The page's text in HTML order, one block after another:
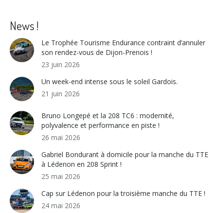
News !
Le Trophée Tourisme Endurance contraint d’annuler
son rendez-vous de Dijon-Prenois !
23 juin 2026
Un week-end intense sous le soleil Gardois.
21 juin 2026
Bruno Longepé et la 208 TC6 : modernité,
polyvalence et performance en piste !
26 mai 2026
Gabriel Bondurant à domicile pour la manche du TTE
à Lédenon en 208 Sprint !
25 mai 2026
Cap sur Lédenon pour la troisième manche du TTE !
24 mai 2026